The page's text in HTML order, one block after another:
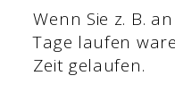
Wenn Sie z. B.
Tage laufen
Zeit gelaufen.